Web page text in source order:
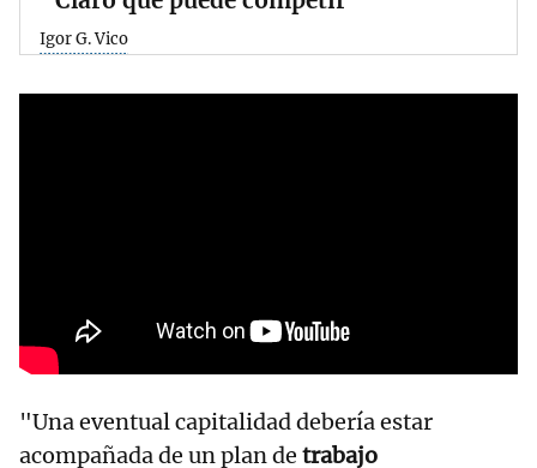
Igor G. Vico
"Una eventual capitalidad debería estar
acompañada de un plan de trabajo